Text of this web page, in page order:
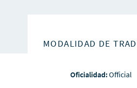
MODALIDAD DE
Oficialidad:Official